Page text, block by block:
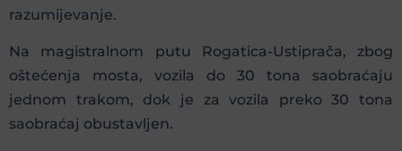
razumijevanje.
Na magistralnom putu Rogatica-Ustiprača, zbog
oštećenja mosta, vozila do 30 tona saobraćaju
jednom trakom, dok je za vozila preko 30 tona
saobraćaj obustavljen.